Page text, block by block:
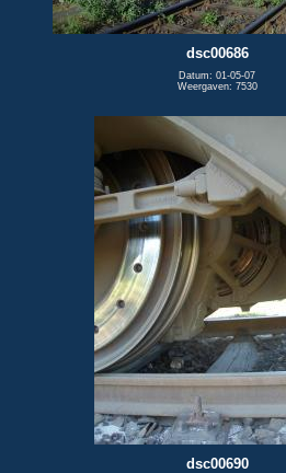
dsc00686
Datum: 01-05-07
Weergaven: 7530
dsc00690